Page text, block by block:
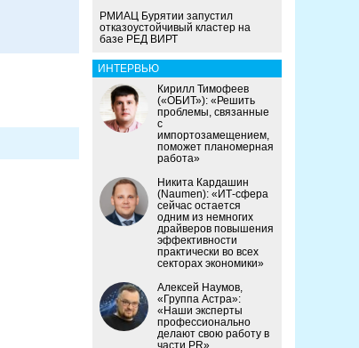
РМИАЦ Бурятии запустил
отказоустойчивый кластер на
базе РЕД ВИРТ
ИНТЕРВЬЮ
Кирилл Тимофеев
(«ОБИТ»): «Решить
проблемы, связанные
с
импортозамещением,
поможет планомерная
работа»
Никита Кардашин
(Naumen): «ИТ-сфера
сейчас остается
одним из немногих
драйверов повышения
эффективности
практически во всех
секторах экономики»
Алексей Наумов,
«Группа Астра»:
«Наши эксперты
профессионально
делают свою работу в